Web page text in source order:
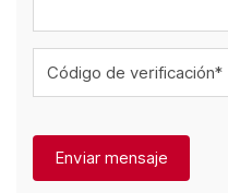
Código de verificación*
Enviar mensaje